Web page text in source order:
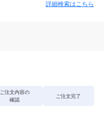
詳細検索はこちら
ご注文内容の
確認
ご注文完了